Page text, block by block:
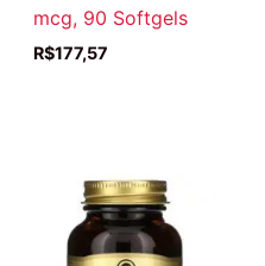
mcg, 90 Softgels
R$177,57